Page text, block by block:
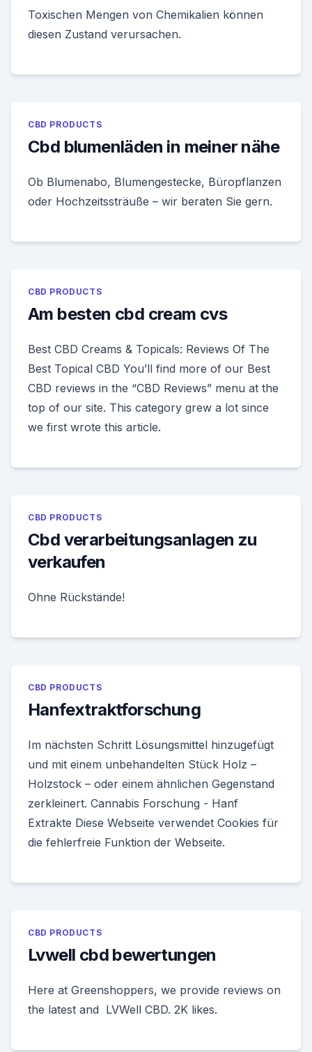
Toxischen Mengen von Chemikalien können
diesen Zustand verursachen.
CBD PRODUCTS
Cbd blumenläden in meiner nähe
Ob Blumenabo, Blumengestecke, Büropflanzen
oder Hochzeitssträuße – wir beraten Sie gern.
CBD PRODUCTS
Am besten cbd cream cvs
Best CBD Creams & Topicals: Reviews Of The
Best Topical CBD You’ll find more of our Best
CBD reviews in the “CBD Reviews” menu at the
top of our site. This category grew a lot since
we first wrote this article.
CBD PRODUCTS
Cbd verarbeitungsanlagen zu
verkaufen
Ohne Rückstände!
CBD PRODUCTS
Hanfextraktforschung
Im nächsten Schritt Lösungsmittel hinzugefügt
und mit einem unbehandelten Stück Holz –
Holzstock – oder einem ähnlichen Gegenstand
zerkleinert. Cannabis Forschung - Hanf
Extrakte Diese Webseite verwendet Cookies für
die fehlerfreie Funktion der Webseite.
CBD PRODUCTS
Lvwell cbd bewertungen
Here at Greenshoppers, we provide reviews on
the latest and LVWell CBD. 2K likes.